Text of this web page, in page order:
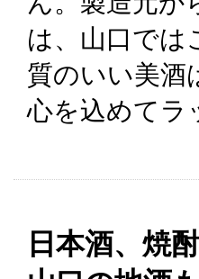
は、山口では
質のいい美酒
心を込めてラ
日本酒、焼